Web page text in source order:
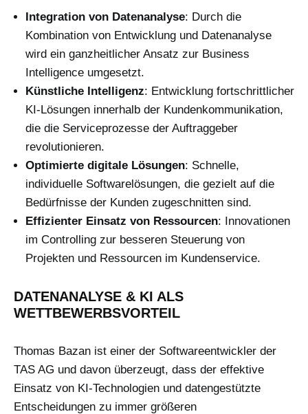
Integration von Datenanalyse: Durch die
Kombination von Entwicklung und Datenanalyse
wird ein ganzheitlicher Ansatz zur Business
Intelligence umgesetzt.
Künstliche Intelligenz: Entwicklung fortschrittlicher
KI-Lösungen innerhalb der Kundenkommunikation,
die die Serviceprozesse der Auftraggeber
revolutionieren.
Optimierte digitale Lösungen: Schnelle,
individuelle Softwarelösungen, die gezielt auf die
Bedürfnisse der Kunden zugeschnitten sind.
Effizienter Einsatz von Ressourcen: Innovationen
im Controlling zur besseren Steuerung von
Projekten und Ressourcen im Kundenservice.
DATENANALYSE & KI ALS
WETTBEWERBSVORTEIL
Thomas Bazan ist einer der Softwareentwickler der
TAS AG und davon überzeugt, dass der effektive
Einsatz von KI-Technologien und datengestützte
Entscheidungen zu immer größeren